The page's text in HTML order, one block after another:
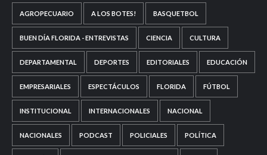
AGROPECUARIO A LOS BOTES! BASQUETBOL
BUEN DÍA FLORIDA - ENTREVISTAS CIENCIA CULTURA
DEPARTAMENTAL DEPORTES EDITORIALES EDUCACIÓN
EMPRESARIALES ESPECTÁCULOS FLORIDA FÚTBOL
INSTITUCIONAL INTERNACIONALES NACIONAL
NACIONALES PODCAST POLICIALES POLÍTICA